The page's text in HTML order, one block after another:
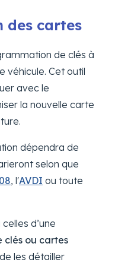
des cartes
de clés à
véhicule. Cet outil
avec le
la nouvelle carte
dépendra de
selon que
, l'AVDI ou toute
d’une
clés ou cartes
les détailler